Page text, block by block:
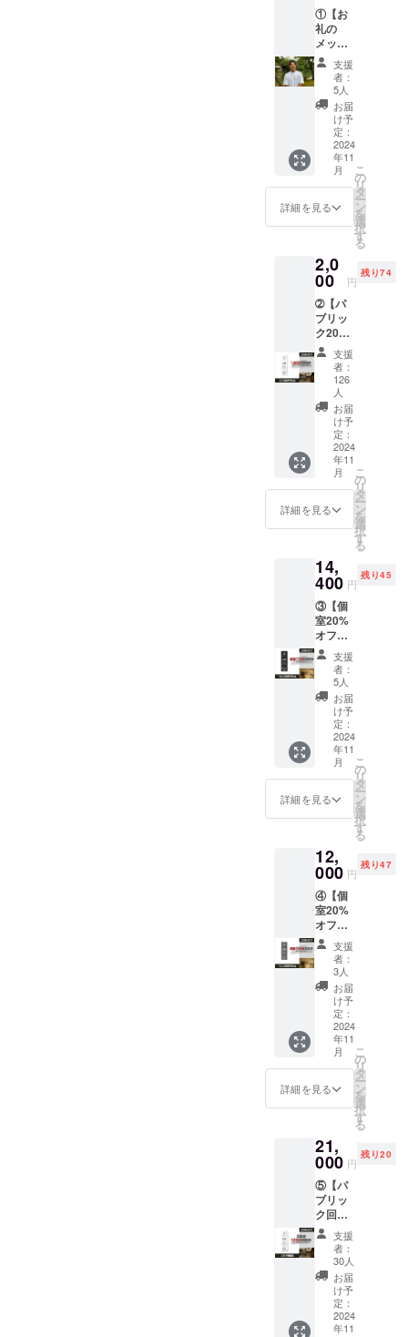
①【お
礼の
メッ
セー
ジ】 感
謝の気
持ちを
込め
て、お
礼の
メッ
セージ
をお送
りしま
す。
「SAU
MONKE
Y」には
行けな
いけ
ど、猿
兄を応
援して
いただ
ける方
何卒宜
しくお
願い致
しま
す！！
支援
者：
5人
お届
け予
定：
2024
年11
月
詳細を見る
こ
の
リ
タ
ー
ン
を
選
択
す
る
2,0
00 円
残り74
➁【パ
ブリッ
ク20%
オフチ
ケット
（120分
利用
券）】
※ご本人
以外の
方も利
用可。
プレゼ
ント利
用もオ
可能時
間」 ・
OPEN
～
CLOSE
（120
分）
「サー
ビス内
容」 ・
チケッ
トと引
き換え
でパブ
リック
をご利
用でき
・グラ
ンド
オープ
ンから1
年間
「注意
事項」
・パブ
リック
は男性
専用 ・
本券１
枚につ
き１名
様まで
能 ・現
金への
失の際
は再発
行不可
・個室
は使用
不可
支援
者：
126
人
お届
け予
定：
2024
年11
月
詳細を見る
こ
の
リ
タ
ー
ン
を
選
択
す
る
14,
400 円
残り45
③【個
室20%
オフチ
ケット
（120分
利用
券）】
※ご本人
以外の
方も利
用可。
プレゼ
ント利
用もオ
スス
メ！
可能時
間」 ・
OPEN
～
CLOSE
（120
分）
「サー
ビス内
容」 ・
チケッ
トと引
き換え
で個室
をご利
用でき
ます。
ンド
オープ
ンから1
年間
「予約
方法」
・個室
予約シ
ステム
より事
前予約
が必要
です。
支援
者：
5人
お届
け予
定：
2024
年11
月
詳細を見る
こ
の
リ
タ
ー
ン
を
選
択
す
る
12,
000 円
残り47
④【個
室20%
オフチ
ケット
（100分
利用
券）】
※ご本人
以外の
方も利
用可。
プレゼ
ント利
用もオ
スス
メ！
可能時
間」 ・
OPEN
～
CLOSE
（100
分）
「サー
ビス内
容」 ・
チケッ
トと引
き換え
で個室
支援
者：
3人
お届
け予
定：
2024
年11
月
詳細を見る
こ
の
リ
タ
ー
ン
を
選
択
す
る
21,
000 円
残り20
⑤【パ
ブリッ
ク回数
券 30%
オフチ
ケット
（120分
利用
券）】
※ご本人
以外の
支援
者：
30人
お届
け予
定：
2024
年11